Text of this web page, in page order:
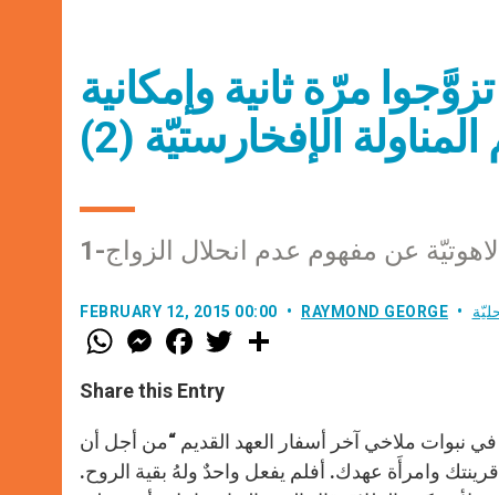
مرّة ثانية وإمكانية
الإفخارستيّة (2)
لاهوتيّة عن مفهوم عدم انحلال الزواج
FEBRUARY 12, 2015 00:00 RAYMOND GEORGE
W
h
t
s
p
p
M
e
s
e
g
e
r
F
a
e
b
o
k
w
r
Share this Entry
في نبوات ملاخي آخر أسفار العهد القديم “من أجل أن
وامرأَة عهدك. أفلم يفعل واحدٌ ولهُ بقية الروح.